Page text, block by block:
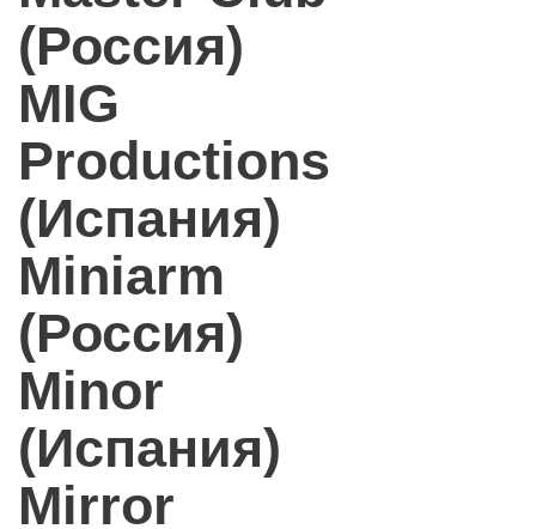
(Россия)
MIG
Productions
(Испания)
Miniarm
(Россия)
Minor
(Испания)
Mirror